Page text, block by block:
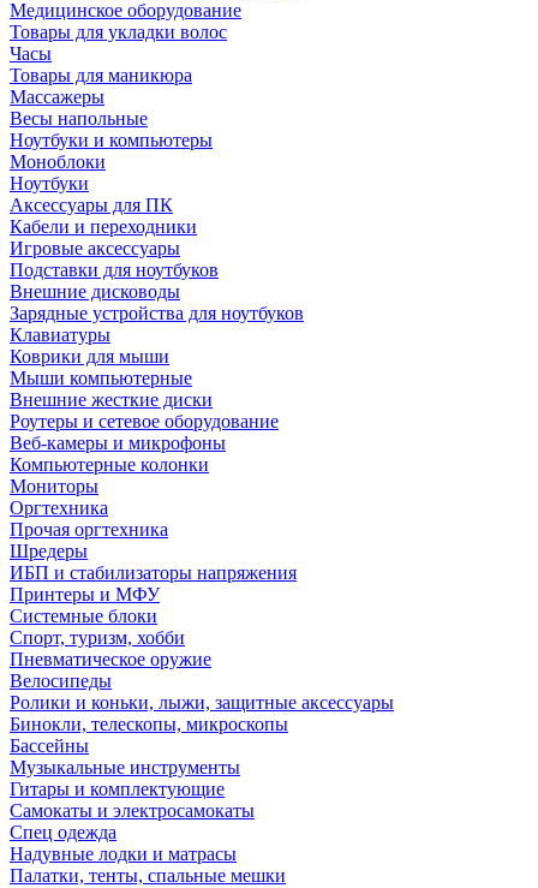
Медицинское оборудование
Товары для укладки волос
Часы
Товары для маникюра
Массажеры
Весы напольные
Ноутбуки и компьютеры
Моноблоки
Ноутбуки
Аксессуары для ПК
Кабели и переходники
Игровые аксессуары
Подставки для ноутбуков
Внешние дисководы
Зарядные устройства для ноутбуков
Клавиатуры
Коврики для мыши
Мыши компьютерные
Внешние жесткие диски
Роутеры и сетевое оборудование
Веб-камеры и микрофоны
Компьютерные колонки
Мониторы
Оргтехника
Прочая оргтехника
Шредеры
ИБП и стабилизаторы напряжения
Принтеры и МФУ
Системные блоки
Спорт, туризм, хобби
Пневматическое оружие
Велосипеды
Ролики и коньки, лыжи, защитные аксессуары
Бинокли, телескопы, микроскопы
Бассейны
Музыкальные инструменты
Гитары и комплектующие
Самокаты и электросамокаты
Спец одежда
Надувные лодки и матрасы
Палатки, тенты, спальные мешки